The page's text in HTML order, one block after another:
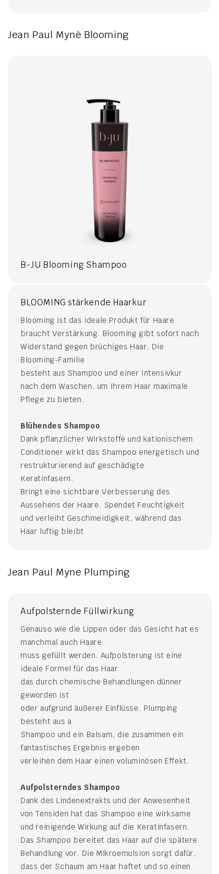
Jean Paul Mynè Blooming
B-JU Blooming Shampoo
BLOOMING stärkende Haarkur
Blooming ist das ideale Produkt für Haare
braucht Verstärkung. Blooming gibt sofort nach
Widerstand gegen brüchiges Haar. Die
Blooming-Familie
besteht aus Shampoo und einer Intensivkur
nach dem Waschen, um Ihrem Haar maximale
Pflege zu bieten.
Blühendes Shampoo
Dank pflanzlicher Wirkstoffe und kationischem
Conditioner wirkt das Shampoo energetisch und
restrukturierend auf geschädigte
Keratinfasern.
Bringt eine sichtbare Verbesserung des
Aussehens der Haare. Spendet Feuchtigkeit
und verleiht Geschmeidigkeit, während das
Haar luftig bleibt
Jean Paul Myne Plumping
Aufpolsternde Füllwirkung
Genauso wie die Lippen oder das Gesicht hat es
manchmal auch Haare
muss gefüllt werden. Aufpolsterung ist eine
ideale Formel für das Haar
das durch chemische Behandlungen dünner
geworden ist
oder aufgrund äußerer Einflüsse. Plumping
besteht aus a
Shampoo und ein Balsam, die zusammen ein
fantastisches Ergebnis ergeben
verleihen dem Haar einen voluminösen Effekt.
Aufpolsterndes Shampoo
Dank des Lindenextrakts und der Anwesenheit
von Tensiden hat das Shampoo eine wirksame
und reinigende Wirkung auf die Keratinfasern.
Das Shampoo bereitet das Haar auf die spätere
Behandlung vor. Die Mikroemulsion sorgt dafür,
dass der Schaum am Haar haftet und so einen